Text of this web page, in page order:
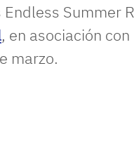
Summer
, en asociación
marzo.